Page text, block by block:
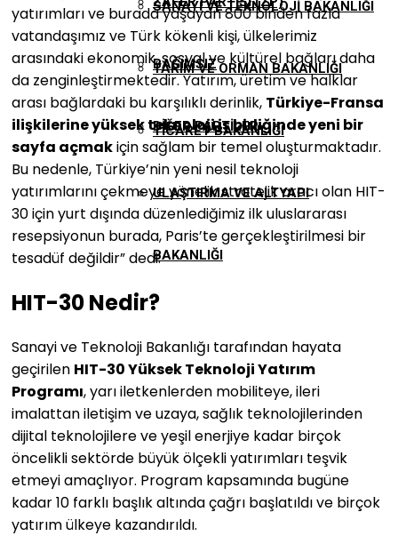
BAĞIMSIZ
DIĞER PARTILER
SANAYI VE TEKNOLOJI BAKANLIĞI
TARIM VE ORMAN BAKANLIĞI
TICARET BAKANLIĞI
ULAŞTIRMA VE ALTYAPI
BAKANLIĞI
yatırımları ve burada yaşayan 800 binden fazla
vatandaşımız ve Türk kökenli kişi, ülkelerimiz
arasındaki ekonomik, sosyal ve kültürel bağları daha
da zenginleştirmektedir. Yatırım, üretim ve halklar
arası bağlardaki bu karşılıklı derinlik, Türkiye-Fransa
ilişkilerine yüksek teknoloji iş birliğinde yeni bir
sayfa açmakiçin sağlam bir temel oluşturmaktadır.
Bu nedenle, Türkiye’nin yeni nesil teknoloji
yatırımlarını çekmeye yönelik stratejik aracı olan HIT-
30 için yurt dışında düzenlediğimiz ilk uluslararası
resepsiyonun burada, Paris’te gerçekleştirilmesi bir
tesadüf değildir” dedi.
HIT-30 Nedir?
Sanayi ve Teknoloji Bakanlığı tarafından hayata
geçirilen HIT-30 Yüksek Teknoloji Yatırım
Programı, yarı iletkenlerden mobiliteye, ileri
imalattan iletişim ve uzaya, sağlık teknolojilerinden
dijital teknolojilere ve yeşil enerjiye kadar birçok
öncelikli sektörde büyük ölçekli yatırımları teşvik
etmeyi amaçlıyor. Program kapsamında bugüne
kadar 10 farklı başlık altında çağrı başlatıldı ve birçok
yatırım ülkeye kazandırıldı.